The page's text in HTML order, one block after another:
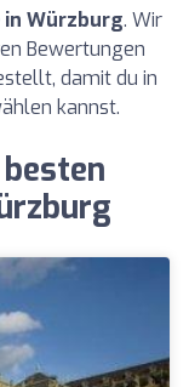
Würzburg. Wir
Bewertungen
damit du in
kannst.